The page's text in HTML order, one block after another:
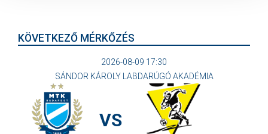
KÖVETKEZŐ MÉRKŐZÉS
2026-08-09 17:30
SÁNDOR KÁROLY LABDARÚGÓ AKADÉMIA
VS